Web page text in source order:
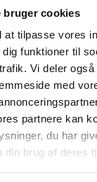
bruger cookies
at tilpasse vores
funktioner til
Vi deler også
med
partnere kan
du har
din brug af deres
brug for
dig. Du er
eller brug
59 45 10 14
nærmeste